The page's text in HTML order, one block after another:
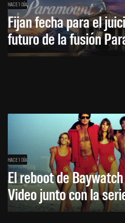
HACE 1 DÍA
Fijan fecha para el
futuro de la fusión
HACE 1 DÍA
El reboot de
Video junto con la